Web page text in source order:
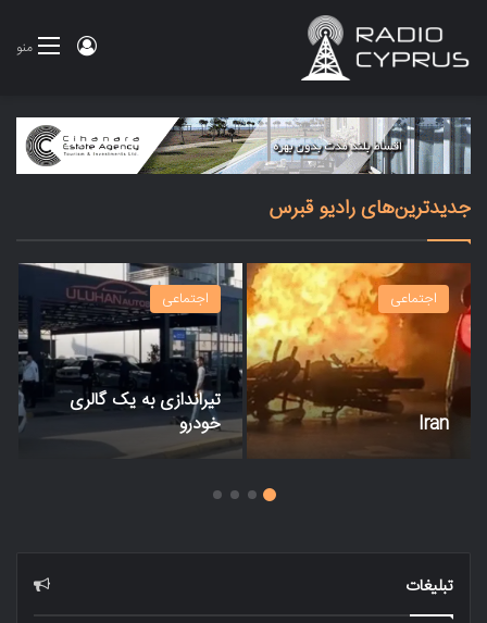
منو ورود
جدیدترین‌های رادیو قبرس
اجتماعی
Iran
اجتماعی
تیراندازی به یک گالری
خودرو
تبلیغات